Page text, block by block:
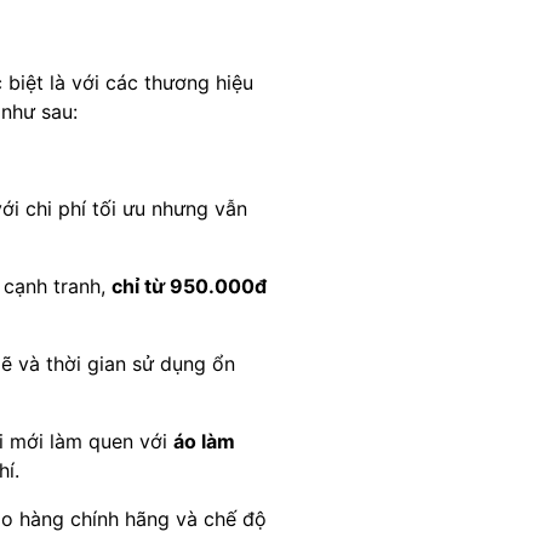
là với các thương hiệu
sau:
chi phí tối ưu nhưng vẫn
tranh, chỉ từ 950.000đ
và thời gian sử dụng ổn
mới làm quen với áo làm
hàng chính hãng và chế độ